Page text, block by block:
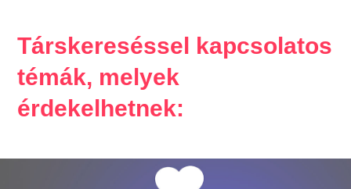
Társkereséssel kapcsolatos
témák, melyek
érdekelhetnek: